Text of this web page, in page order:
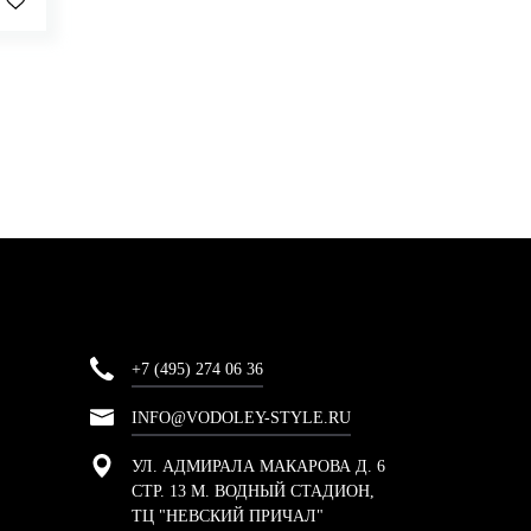
+7 (495) 274 06 36
INFO@VODOLEY-STYLE.RU
УЛ. АДМИРАЛА МАКАРОВА Д. 6
СТР. 13 М. ВОДНЫЙ СТАДИОН,
ТЦ "НЕВСКИЙ ПРИЧАЛ"